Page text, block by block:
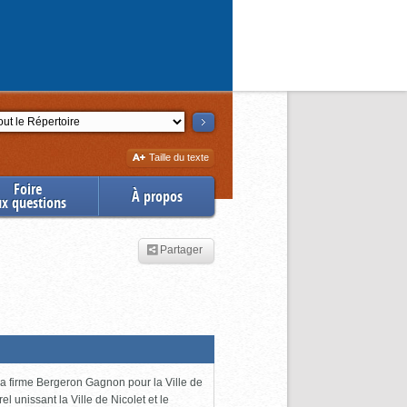
Augmenter
la
Taille du texte
Foire
questions À propos
Partager
firme Bergeron Gagnon pour la Ville de
unissant la Ville de Nicolet et le